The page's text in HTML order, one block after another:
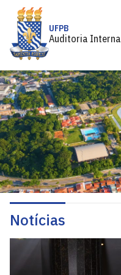
UFPB
Auditoria Interna
Notícias